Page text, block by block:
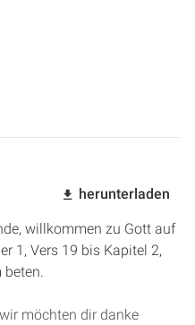
herunterladen
willkommen zu Gott auf
1, Vers 19 bis Kapitel 2,
beten.
möchten dir danke